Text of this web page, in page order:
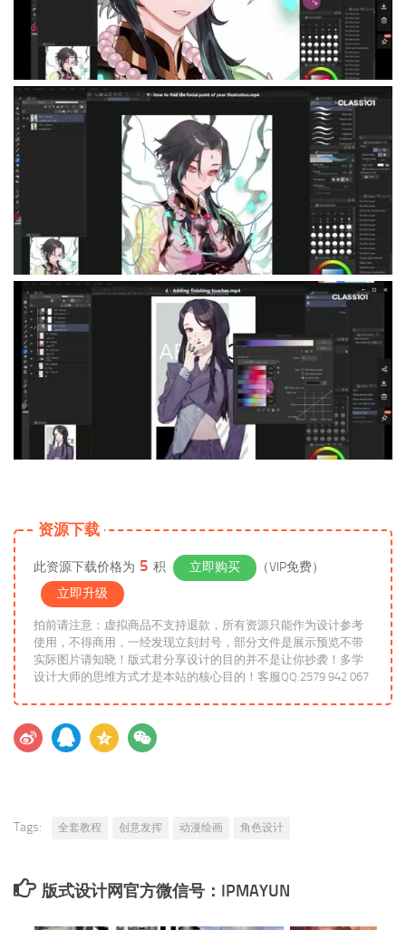
资源下载
此资源下载价格为 5 积 立即购买
（VIP免费）
立即升级
拍前请注意：虚拟商品不支持退款，所有资源只能作为设计参考
使用，不得商用，一经发现立刻封号，部分文件是展示预览不带
实际图片请知晓！版式君分享设计的目的并不是让你抄袭！多学
设计大师的思维方式才是本站的核心目的！客服QQ:2579 942 067
Tags: 全套教程 创意发挥 动漫绘画 角色设计
版式设计网官方微信号：IPMAYUN